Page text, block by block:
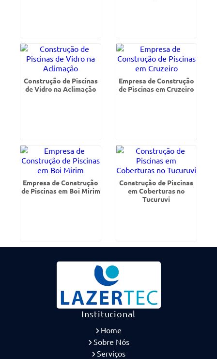
Construção de Piscinas
de Vidro na Aclimação
Empresa de Construção
de Piscinas em Cruzeiro
Empresa de Construção
de Piscinas em Boi Mirim
Construção de Piscinas
em Coberturas no
Tucuruvi
Institucional
Home
Sobre Nós
Serviços